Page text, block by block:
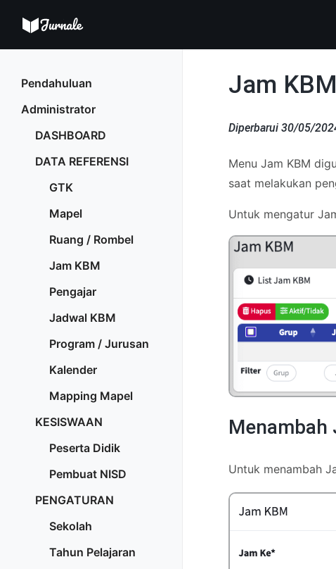
Pendahuluan
Administrator
DASHBOARD
DATA REFERENSI
GTK
Mapel
Ruang / Rombel
Jam KBM
Pengajar
Jadwal KBM
Program / Jurusan
Kalender
Mapping Mapel
KESISWAAN
Peserta Didik
Pembuat NISD
PENGATURAN
Sekolah
Tahun Pelajaran
Jam KBM
Diperbarui 30/05/
Menu Jam KBM
saat melakukan
Untuk mengatur
Menambah
Untuk menambah